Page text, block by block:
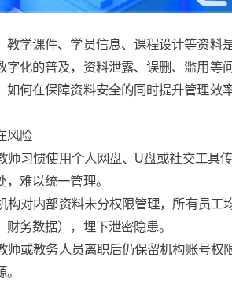
教学课件、学员信息、课程设计等资料
字化的普及，资料泄露、误删、滥用等
如何在保障资料安全的同时提升管理效
风险
师习惯使用个人网盘、U盘或社交工具
难以统一管理。
构对内部资料未分权限管理，所有员工
务数据），埋下泄密隐患。
师或教务人员离职后仍保留机构账号权